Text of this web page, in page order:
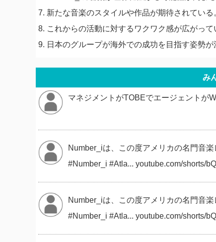
7. 新たな音楽のスタイルや作品が期待されている
8. これからの活動に対するワクワク感が広がって
9. 日本のグループが海外での成功を目指す姿勢が
み
マネジメントがTOBEでエージェントが
Number_iは、この度アメリカの名門音
#Number_i #Atla... youtube.com/shorts/
Number_iは、この度アメリカの名門音
#Number_i #Atla... youtube.com/shorts/